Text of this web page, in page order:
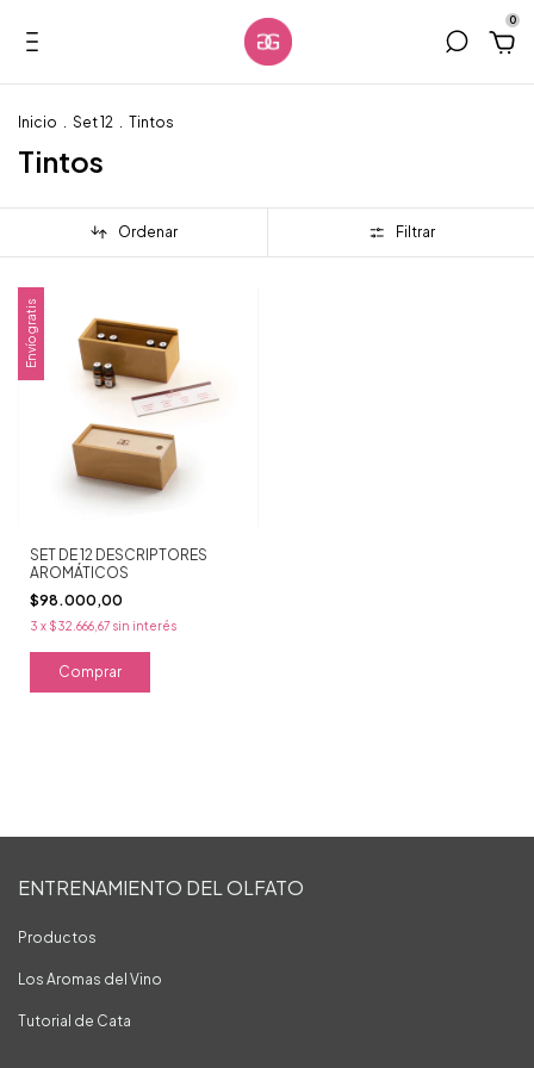
0
Inicio . Set 12 . Tintos
Tintos
Ordenar Filtrar
Envío gratis
SET DE 12 DESCRIPTORES
AROMÁTICOS
$98.000,00
3 x $32.666,67 sin interés
Comprar
ENTRENAMIENTO DEL OLFATO
Productos
Los Aromas del Vino
Tutorial de Cata